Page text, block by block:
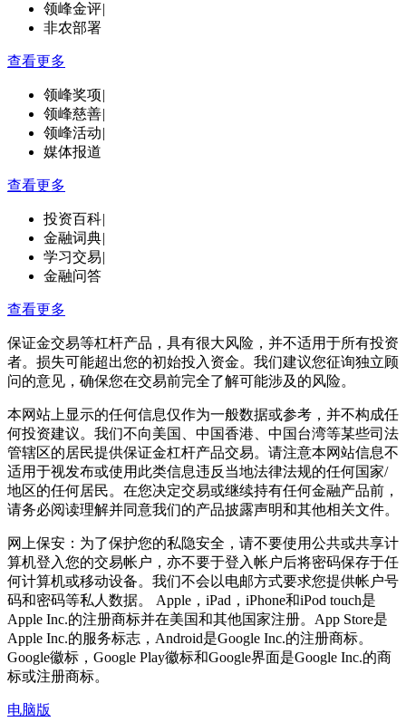
领峰金评|
非农部署
查看更多
领峰奖项|
领峰慈善|
领峰活动|
媒体报道
查看更多
投资百科|
金融词典|
学习交易|
金融问答
查看更多
保证金交易等杠杆产品，具有很大风险，并不适用于所有投资
者。损失可能超出您的初始投入资金。我们建议您征询独立顾
问的意见，确保您在交易前完全了解可能涉及的风险。
本网站上显示的任何信息仅作为一般数据或参考，并不构成任
何投资建议。我们不向美国、中国香港、中国台湾等某些司法
管辖区的居民提供保证金杠杆产品交易。请注意本网站信息不
适用于视发布或使用此类信息违反当地法律法规的任何国家/
地区的任何居民。在您决定交易或继续持有任何金融产品前，
请务必阅读理解并同意我们的产品披露声明和其他相关文件。
网上保安：为了保护您的私隐安全，请不要使用公共或共享计
算机登入您的交易帐户，亦不要于登入帐户后将密码保存于任
何计算机或移动设备。我们不会以电邮方式要求您提供帐户号
码和密码等私人数据。 Apple，iPad，iPhone和iPod touch是
Apple Inc.的注册商标并在美国和其他国家注册。App Store是
Apple Inc.的服务标志，Android是Google Inc.的注册商标。
Google徽标，Google Play徽标和Google界面是Google Inc.的商
标或注册商标。
电脑版